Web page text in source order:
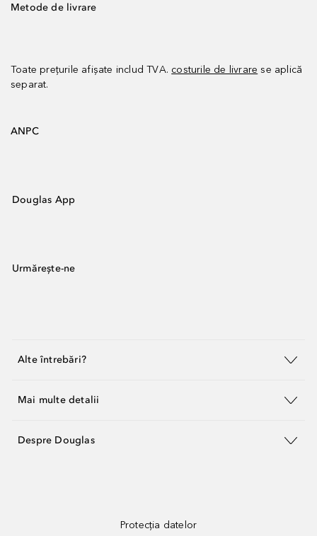
Metode de livrare
Toate prețurile afișate includ TVA. costurile de livrare se aplică
separat.
ANPC
Douglas App
Urmărește-ne
Alte întrebări?
Mai multe detalii
Despre Douglas
Protecția datelor